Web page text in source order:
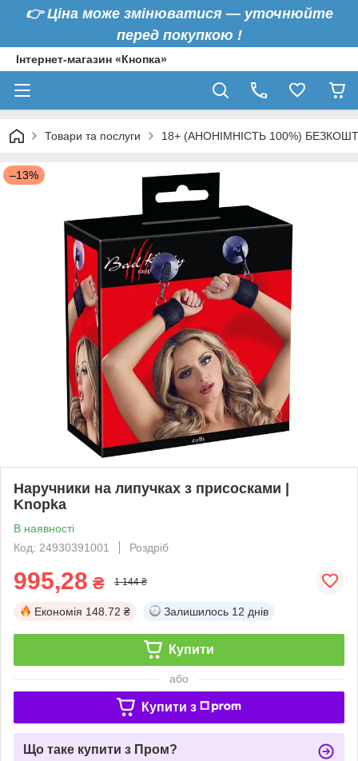
👉Ціна може змінюватися — уточнюйте
перед покупкою !
Інтернет-магазин «Кнопка»
Товари та послуги 18+ (АНОНІМНІСТЬ 100%)
–13%
Наручники на липучках з присосками |
Knopka
В наявності
Код: 24930391001
Роздріб
995,28 ₴ 1 144 ₴
Економія 148.72 ₴ Залишилось 12 днів
Купити
або
Купити з
Що таке купити з Пром?